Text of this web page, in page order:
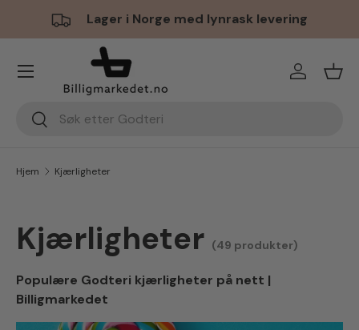
Hopp til innhold
Lager i Norge med lynrask levering
Søk
Søk
Logg inn
Meny
Hjem Kjærligheter
Kjærligheter (49 produkter)
Populære Godteri kjærligheter på nett |
Billigmarkedet